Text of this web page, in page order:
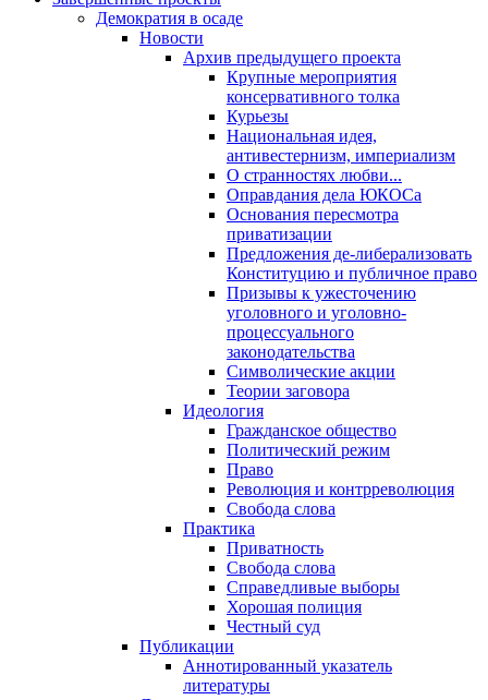
Демократия в осаде
Новости
Архив предыдущего проекта
Крупные мероприятия
консервативного толка
Курьезы
Национальная идея,
антивестернизм, империализм
О странностях любви...
Оправдания дела ЮКОСа
Основания пересмотра
приватизации
Предложения де-либерализовать
Конституцию и публичное право
Призывы к ужесточению
уголовного и уголовно-
процессуального
законодательства
Символические акции
Теории заговора
Идеология
Гражданское общество
Политический режим
Право
Революция и контрреволюция
Свобода слова
Практика
Приватность
Свобода слова
Справедливые выборы
Хорошая полиция
Честный суд
Публикации
Аннотированный указатель
литературы